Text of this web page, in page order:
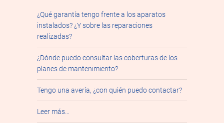
¿Qué garantía tengo frente a los aparatos
instalados? ¿Y sobre las reparaciones
realizadas?
¿Dónde puedo consultar las coberturas de los
planes de mantenimiento?
Tengo una avería, ¿con quién puedo contactar?
Leer más…